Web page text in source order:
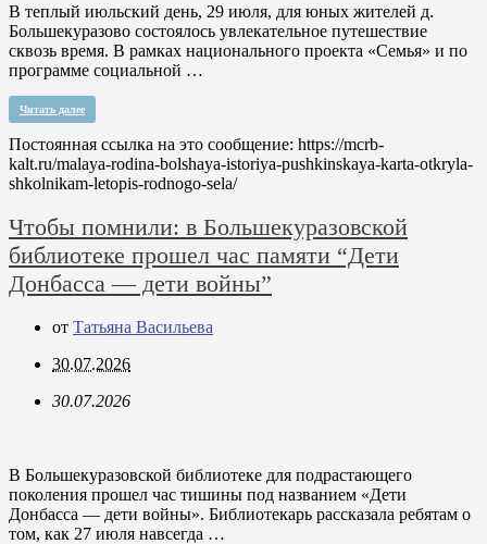
В теплый июльский день, 29 июля, для юных жителей д.
Большекуразово состоялось увлекательное путешествие
сквозь время. В рамках национального проекта «Семья» и по
программе социальной …
Читать далее
Постоянная ссылка на это сообщение: https://mcrb-
kalt.ru/malaya-rodina-bolshaya-istoriya-pushkinskaya-karta-otkryla-
shkolnikam-letopis-rodnogo-sela/
Чтобы помнили: в Большекуразовской
библиотеке прошел час памяти “Дети
Донбасса — дети войны”
от Татьяна Васильева
30.07.2026
30.07.2026
В Большекуразовской библиотеке для подрастающего
поколения прошел час тишины под названием «Дети
Донбасса — дети войны». Библиотекарь рассказала ребятам о
том, как 27 июля навсегда …